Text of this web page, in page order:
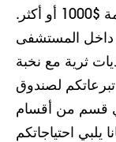
المستشفى
ثرية مع نخبة
لصندوق
قسم من أقسام